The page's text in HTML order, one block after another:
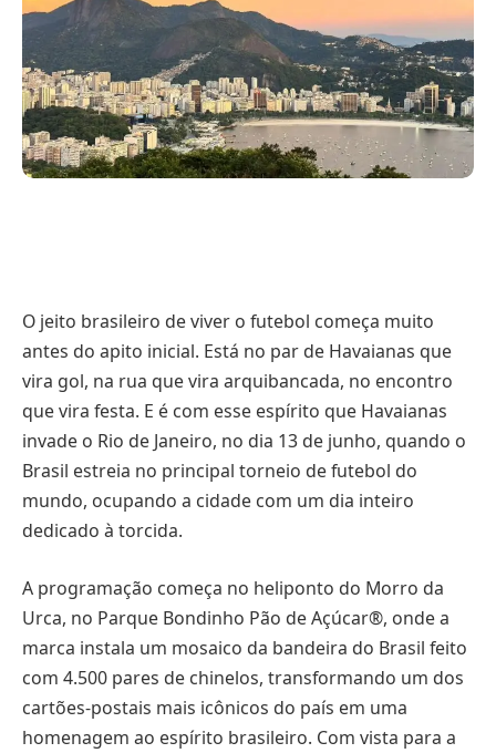
O jeito brasileiro de viver o futebol começa muito
antes do apito inicial. Está no par de Havaianas que
vira gol, na rua que vira arquibancada, no encontro
que vira festa. E é com esse espírito que Havaianas
invade o Rio de Janeiro, no dia 13 de junho, quando o
Brasil estreia no principal torneio de futebol do
mundo, ocupando a cidade com um dia inteiro
dedicado à torcida.
A programação começa no heliponto do Morro da
Urca, no Parque Bondinho Pão de Açúcar®, onde a
marca instala um mosaico da bandeira do Brasil feito
com 4.500 pares de chinelos, transformando um dos
cartões-postais mais icônicos do país em uma
homenagem ao espírito brasileiro. Com vista para a